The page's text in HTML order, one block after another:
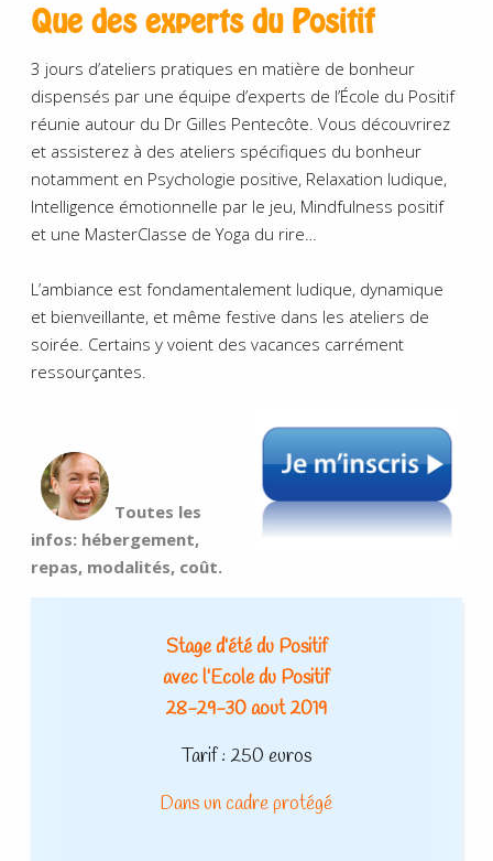
Que des experts du Positif
3 jours d’ateliers pratiques en matière de bonheur
dispensés par une équipe d’experts de l’École du Positif
réunie autour du Dr Gilles Pentecôte. Vous découvrirez
et assisterez à des ateliers spécifiques du bonheur
notamment en Psychologie positive, Relaxation ludique,
Intelligence émotionnelle par le jeu, Mindfulness positif
et une MasterClasse de Yoga du rire…
L’ambiance est fondamentalement ludique, dynamique
et bienveillante, et même festive dans les ateliers de
soirée. Certains y voient des vacances carrément
ressourçantes.
Toutes les
infos: hébergement,
repas, modalités, coût.
Stage d’été du Positif
avec l’Ecole du Positif
28-29-30 aout 2019
Tarif : 250 euros
Dans un cadre protégé